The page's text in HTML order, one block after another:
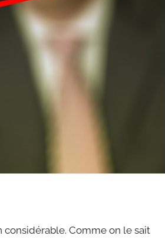
considérable. Comme on le sait